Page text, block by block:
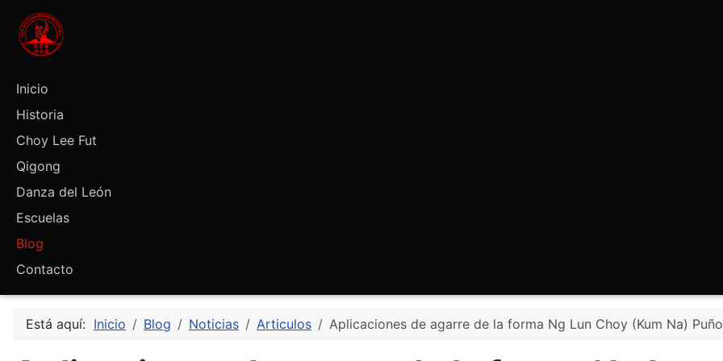
Inicio
Historia
Choy Lee Fut
Qigong
Danza del León
Escuelas
Blog
Contacto
Está aquí: Inicio Blog Noticias Articulos Aplicaciones de agarre de la forma Ng Lun Choy (Kum Na)